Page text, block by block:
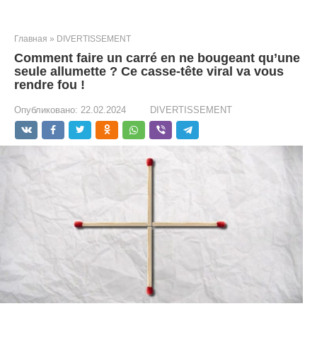
Главная » DIVERTISSEMENT
Comment faire un carré en ne bougeant qu’une
seule allumette ? Ce casse-tête viral va vous
rendre fou !
Опубликовано: 22.02.2024 DIVERTISSEMENT